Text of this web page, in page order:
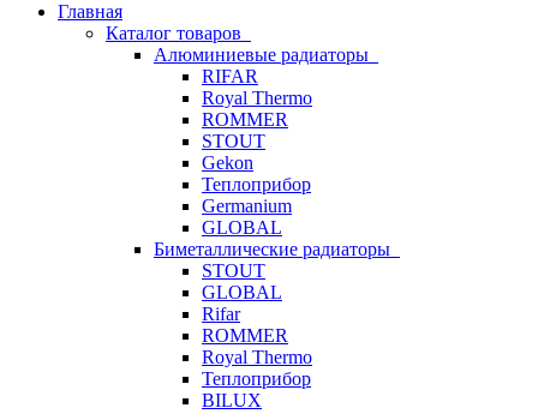
Главная
Каталог товаров
Алюминиевые радиаторы
RIFAR
Royal Thermo
ROMMER
STOUT
Gekon
Теплоприбор
Germanium
GLOBAL
Биметаллические радиаторы
STOUT
GLOBAL
Rifar
ROMMER
Royal Thermo
Теплоприбор
BILUX